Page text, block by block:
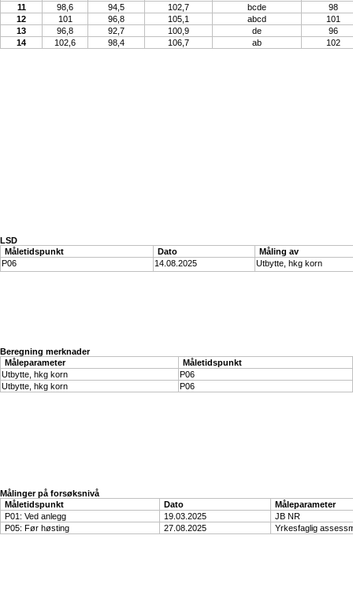
11 98,6 94,5 102,7 bcde
98
12
101 96,8 105,1 abcd
101
13
96,8 92,7 100,9 de
96
14
102,6 98,4 106,7 ab 102
LSD
Måletidspunkt
Dato
Måling av
P06
14.08.2025 Utbytte, hkg korn
Beregning merknader
Måleparameter
Måletidspunkt
Utbytte, hkg korn
P06
Utbytte, hkg korn
P06
Målinger på forsøksnivå
Måletidspunkt
Dato
Måleparameter
P01: Ved anlegg
19.03.2025
JB NR
P05: Før høsting
27.08.2025 Yrkesfaglig